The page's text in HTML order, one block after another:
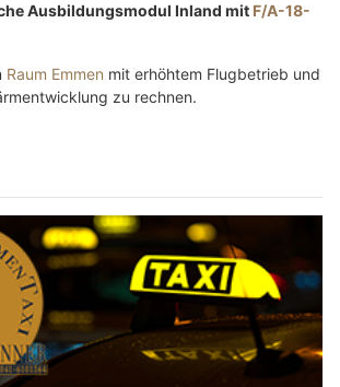
Ausbildungsmodul Inland mit F/A-18-
Raum Emmen mit erhöhtem Flugbetrieb und
zu rechnen.